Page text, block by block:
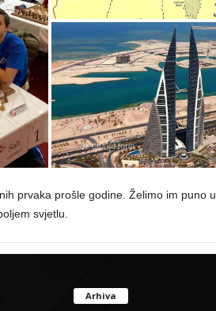
prvaka prošle godine. Želimo im puno
svjetlu.
Arhiva